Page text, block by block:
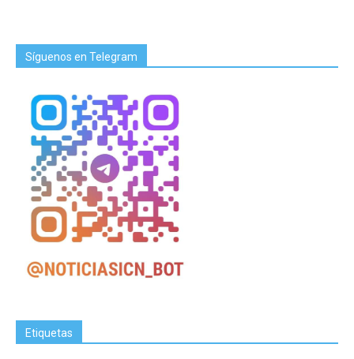
Síguenos en Telegram
Etiquetas